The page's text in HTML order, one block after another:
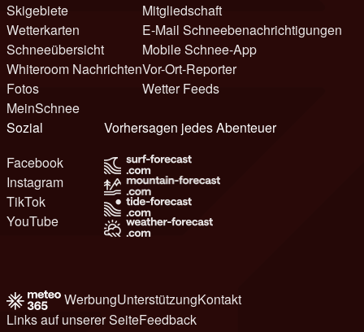
Skigebiete
Wetterkarten
Schneeübersicht
Whiteroom Nachrichten
Fotos
MeinSchnee
Mitgliedschaft
E-Mail Schneebenachrichtigungen
Mobile Schnee-App
Vor-Ort-Reporter
Wetter Feeds
Sozial
Facebook
Instagram
TikTok
YouTube
Vorhersagen jedes Abenteuer
WerbungUnterstützungKontakt
Links auf unserer SeiteFeedback